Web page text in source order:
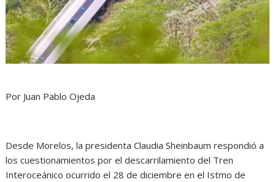
Por Juan Pablo Ojeda
Desde Morelos, la presidenta Claudia Sheinbaum respondió a
los cuestionamientos por el descarrilamiento del Tren
Interoceánico ocurrido el 28 de diciembre en el Istmo de